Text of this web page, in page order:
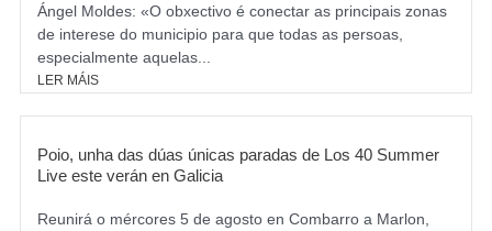
Ángel Moldes: «O obxectivo é conectar as principais zonas
de interese do municipio para que todas as persoas,
especialmente aquelas...
LER MÁIS
Poio, unha das dúas únicas paradas de Los 40 Summer
Live este verán en Galicia
Reunirá o mércores 5 de agosto en Combarro a Marlon,